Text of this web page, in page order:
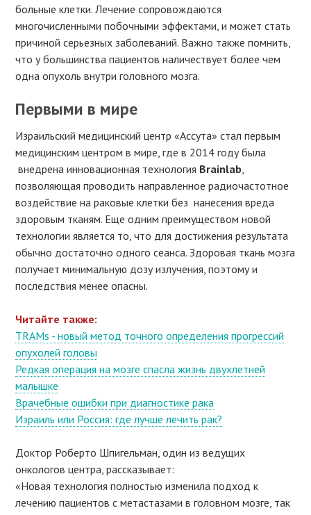
больные клетки. Лечение сопровождаются
многочисленными побочными эффектами, и может стать
причиной серьезных заболеваний. Важно также помнить,
что у большинства пациентов наличествует более чем
одна опухоль внутри головного мозга.
Первыми в мире
Израильский медицинский центр «Ассута» стал первым
медицинским центром в мире, где в 2014 году была
внедрена инновационная технология Brainlab
позволяющая проводить направленное радиочастотное
воздействие на раковые клетки без нанесения вреда
здоровым тканям. Еще одним преимуществом новой
технологии является то, что для достижения результата
обычно достаточно одного сеанса. Здоровая ткань мозга
получает минимальную дозу излучения, поэтому и
последствия менее опасны.
Читайте также:
TRAMs - новый метод точного определения прогрессий
опухолей головы
Редкая операция на мозге спасла жизнь двухлетней
малышке
Врачебные ошибки при диагностике рака
Израиль или Россия: где лучше лечить рак?
Доктор Роберто Шпигельман, один из ведущих
онкологов центра, рассказывает:
«Новая технология полностью изменила подход к
лечению пациентов с метастазами в головном мозге, так